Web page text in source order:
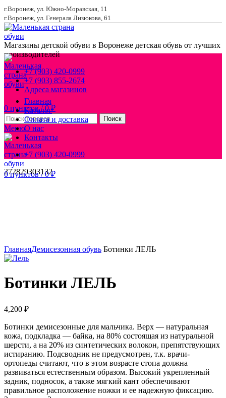
г.Воронеж, ул. Южно-Моравская, 11
г.Воронеж, ул. Генерала Лизюкова, 61
Магазины детской обуви в Воронеже детская обувь от лучших
производителей
+7 (903) 420-0999
+7 (903) 855-2674
Адреса магазинов
0 пунктов / 0₽
Поиск
Меню
0пунктов / 0₽
Главная
Каталог
Оплата и доставка
О нас
Контакты
+7 (903) 420-0999
272829303132
ГлавнаяДемисезонная обувь Ботинки ЛЕЛЬ
Ботинки ЛЕЛЬ
4,200 ₽
Ботинки демисезонные для мальчика. Верх — натуральная
кожа, подкладка — байка, на 80% состоящая из натуральной
шерсти, а на 20% из синтетических волокон, препятствующих
истиранию. Подсводник не предусмотрен, т.к. врачи-
ортопеды считают, что в этом возрасте стопа должна
развиваться естественным образом. Высокий укрепленный
задник, подносок, а также мягкий кант обеспечивают
правильное расположение ножки и ее надежную фиксацию.